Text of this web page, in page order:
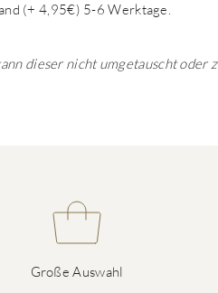
(+ 4,95€) 5-6 Werktage.
dieser nicht umgetauscht oder
Große Auswahl